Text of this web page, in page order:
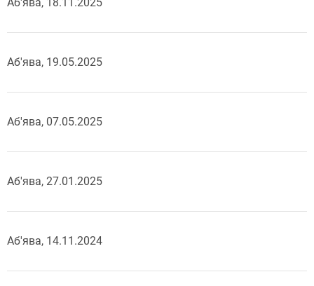
Аб'ява, 19.05.2025
Аб'ява, 07.05.2025
Аб'ява, 27.01.2025
Аб'ява, 14.11.2024